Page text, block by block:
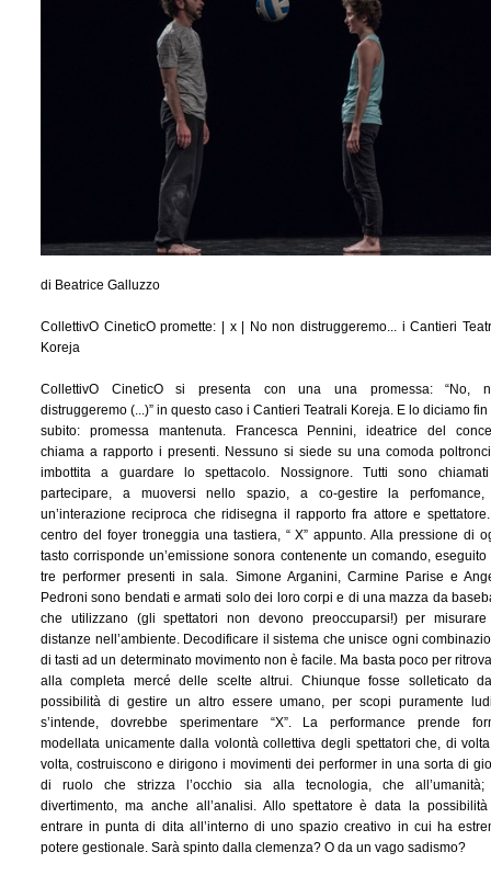
di Beatrice Galluzzo
CollettivO CineticO promette: | x | No non distruggeremo... i Cantieri
Koreja
CollettivO CineticO si presenta con una una promessa: “No,
distruggeremo (...)” in questo caso i Cantieri Teatrali Koreja. E lo diciamo fin
subito: promessa mantenuta. Francesca Pennini, ideatrice del
chiama a rapporto i presenti. Nessuno si siede su una comoda
imbottita a guardare lo spettacolo. Nossignore. Tutti sono
partecipare, a muoversi nello spazio, a co-gestire la
un’interazione reciproca che ridisegna il rapporto fra attore e
centro del foyer troneggia una tastiera, “ X” appunto. Alla pressione di
tasto corrisponde un’emissione sonora contenente un comando, eseguito
tre performer presenti in sala. Simone Arganini, Carmine Parise e
Pedroni sono bendati e armati solo dei loro corpi e di una mazza da
che utilizzano (gli spettatori non devono preoccuparsi!) per
distanze nell’ambiente. Decodificare il sistema che unisce ogni
di tasti ad un determinato movimento non è facile. Ma basta poco per
alla completa mercé delle scelte altrui. Chiunque fosse solleticato
possibilità di gestire un altro essere umano, per scopi puramente
s’intende, dovrebbe sperimentare “X”. La performance prende
modellata unicamente dalla volontà collettiva degli spettatori che, di
volta, costruiscono e dirigono i movimenti dei performer in una sorta di
di ruolo che strizza l’occhio sia alla tecnologia, che
divertimento, ma anche all’analisi. Allo spettatore è data la
entrare in punta di dita all’interno di uno spazio creativo in cui ha
potere gestionale. Sarà spinto dalla clemenza? O da un vago sadismo?